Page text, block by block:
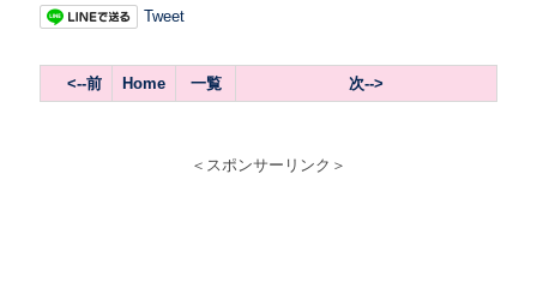
Tweet
<--前 Home 一覧 次-->
＜スポンサーリンク＞